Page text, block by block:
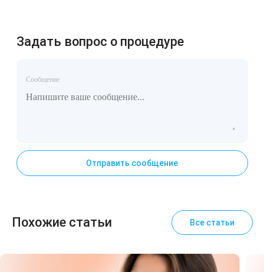
Задать вопрос о процедуре
Сообщение
Отправить сообщение
Похожие статьи Все статьи